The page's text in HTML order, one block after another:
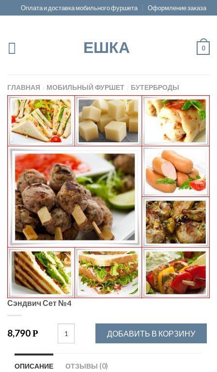
Оплата и доставка мобильного фуршета Оформление заказа
ЕШКА 0
ГЛАВНАЯ / МОБИЛЬНЫЙ ФУРШЕТ / БУТЕРБРОДЫ
Сэндвич Сет №4
8,790Р ДОБАВИТЬ В КОРЗИНУ
ОПИСАНИЕ ОТЗЫВЫ (0)